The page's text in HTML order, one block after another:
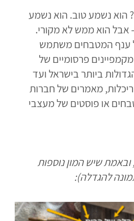
הוא נשמע טוב. הוא נשמע
– אבל הוא ממש לא מקורי.
ענף המטבחים משתמש
פרסומיים של
ביותר בישראל ועד
מאמרים של חברות
או פוסטים של מעצבי
שיש המון נוספות
להגדלה):